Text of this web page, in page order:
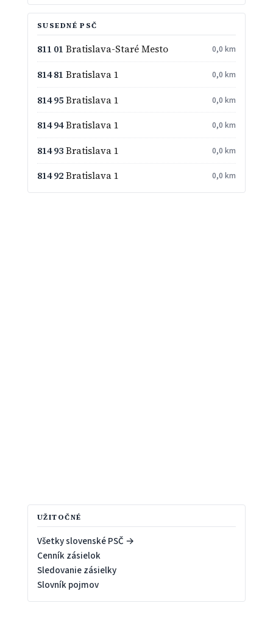
SUSEDNÉ PSČ
811 01 Bratislava-Staré Mesto 0,0 km
814 81 Bratislava 1 0,0 km
814 95Bratislava 1 0,0 km
814 94Bratislava 1 0,0 km
814 93Bratislava 1 0,0 km
814 92Bratislava 1 0,0 km
UŽITOČNÉ
Všetky slovenské PSČ →
Cenník zásielok
Sledovanie zásielky
Slovník pojmov